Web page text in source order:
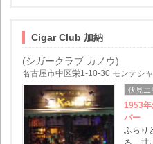
Cigar Club 加納
(シガークラブ カノウ)
名古屋市中区栄1-10-30 モンテシ
伏見エ
1953
バー
ふらり